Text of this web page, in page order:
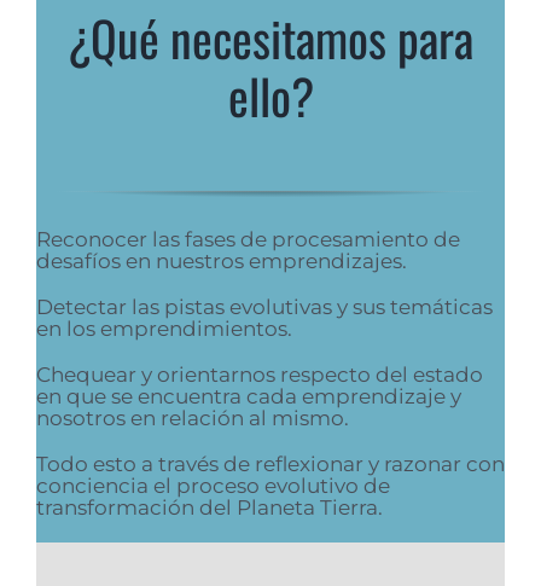
¿Qué necesitamos para
ello?
Reconocer las fases de procesamiento de
desafíos en nuestros emprendizajes.
Detectar las pistas evolutivas y sus temáticas
en los emprendimientos.
Chequear y orientarnos respecto del estado
en que se encuentra cada emprendizaje y
nosotros en relación al mismo.
Todo esto a través de reflexionar y razonar con
conciencia el proceso evolutivo de
transformación del Planeta Tierra.